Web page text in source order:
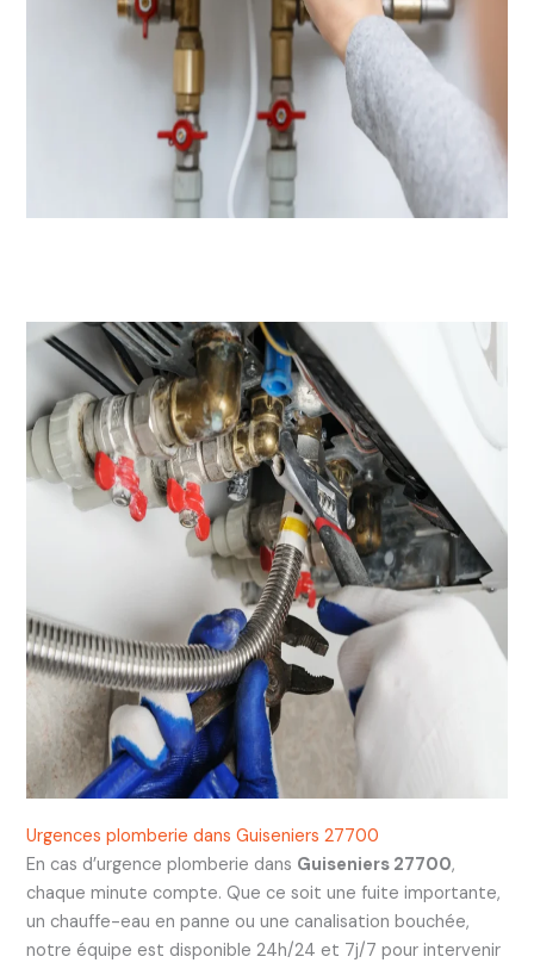
Urgences plomberie dans Guiseniers 27700
En cas d’urgence plomberie dans Guiseniers 27700,
chaque minute compte. Que ce soit une fuite importante,
un chauffe-eau en panne ou une canalisation bouchée,
notre équipe est disponible 24h/24 et 7j/7 pour intervenir